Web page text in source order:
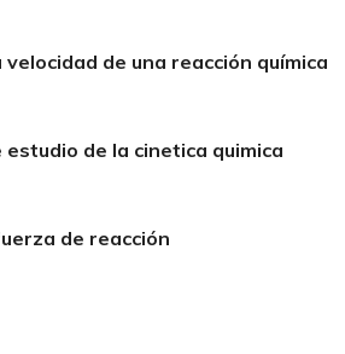
de una reacción química
estudio de la cinetica quimica
de reacción